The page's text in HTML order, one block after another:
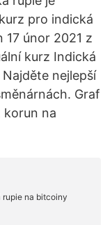
pro indická
17 únor 2021 z
kurz Indická
nejlepší
Graf
korun na